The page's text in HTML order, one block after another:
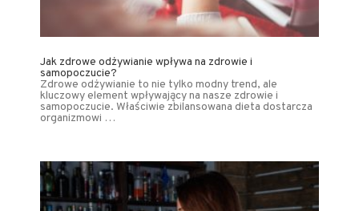
Jak zdrowe odżywianie wpływa na zdrowie i
samopoczucie?
Zdrowe odżywianie to nie tylko modny trend, ale
kluczowy element wpływający na nasze zdrowie i
samopoczucie. Właściwie zbilansowana dieta dostarcza
organizmowi …